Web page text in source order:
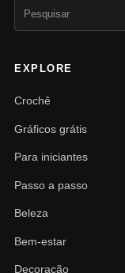
EXPLORE
Crochê
Gráficos grátis
Para iniciantes
Passo a passo
Beleza
Bem-estar
Decoração